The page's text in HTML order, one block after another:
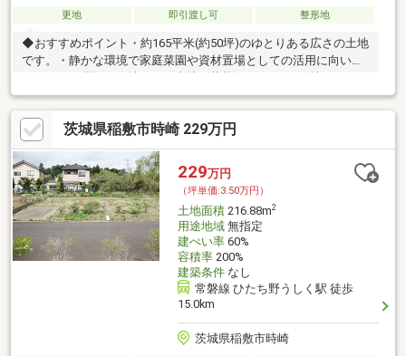
更地 即引渡し可 整形地
◆おすすめポイント・約165平米(約50坪)のゆとりある広さの土地
です。・静かな環境で家庭菜園や資材置場としての活用に向いて
います。・現況は更地のため土地の状態をそのままご確認いただ
けます。◆ご注意ください・都市計画法の10年特例の用地のため
原則として建物の再建築はできません。◆周辺環境・滑河駅まで
車で約16分。・高田小学校まで徒歩約26分。◆ご案内現地のご見
学を承ります。制限内容もあわせてご説明いたします。
茨城県稲敷市時崎 229万円
229万円
（坪単価:3.50万円）
土地面積216.88m2
用途地域無指定
建ぺい率60%
容積率200%
建築条件なし
常磐線 ひたち野うしく駅 徒歩
15.0km
茨城県稲敷市時崎